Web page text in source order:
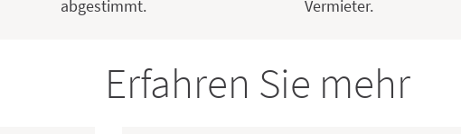
abgestimmt.
Vermieter.
Erfahren Sie mehr